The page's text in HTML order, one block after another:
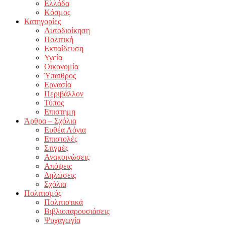
Ελλάδα
Κόσμος
Κατηγορίες
Αυτοδιοίκηση
Πολιτική
Εκπαίδευση
Υγεία
Οικονομία
Ύπαιθρος
Εργασία
Περιβάλλον
Τύπος
Επιστημη
Άρθρα – Σχόλια
Ευθέα Λόγια
Επιστολές
Στιγμές
Ανακοινώσεις
Απόψεις
Δηλώσεις
Σχόλια
Πολιτισμός
Πολιτιστικά
Βιβλιοπαρουσιάσεις
Ψυχαγωγία